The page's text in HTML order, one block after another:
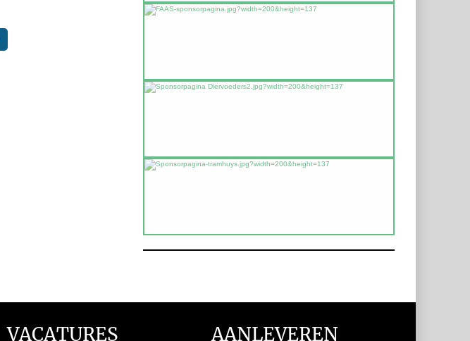
VACATURES AANLEVEREN